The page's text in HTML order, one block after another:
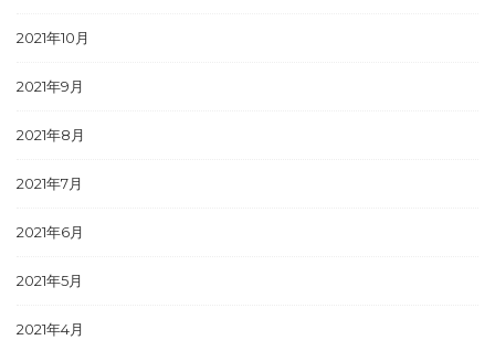
2021年10月
2021年9月
2021年8月
2021年7月
2021年6月
2021年5月
2021年4月